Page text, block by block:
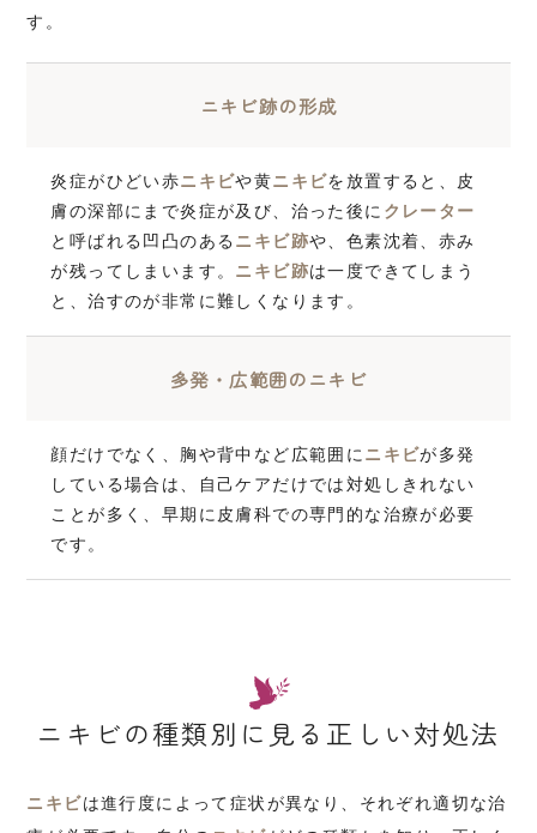
す。
ニキビ跡の形成
炎症がひどい赤ニキビや黄ニキビを放置すると、皮
膚の深部にまで炎症が及び、治った後に クレーター
と呼ばれる凹凸のある ニキビ跡や、色素沈着、赤み
が残ってしまいます。 ニキビ跡は一度できてしまう
と、治すのが非常に難しくなります。
多発・広範囲のニキビ
顔だけでなく、胸や背中など広範囲にニキビが多発
している場合は、自己ケアだけでは対処しきれない
ことが多く、早期に皮膚科での専門的な治療が必要
です。
ニキビの種類別に見る正しい対処法
ニキビは進行度によって症状が異なり、それぞれ適切な治